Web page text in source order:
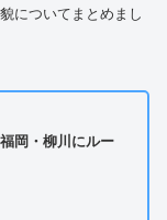
についてまとめまし
岡・柳川にルー